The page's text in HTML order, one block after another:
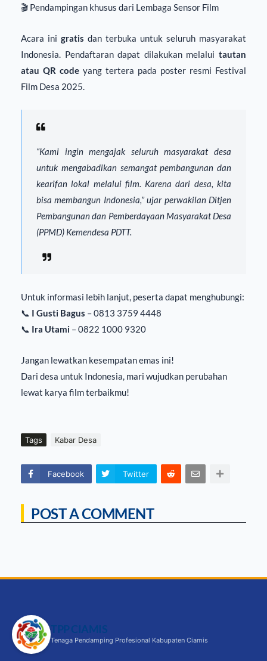
🎬 Pendampingan khusus dari Lembaga Sensor Film
Acara ini gratis dan terbuka untuk seluruh masyarakat
Indonesia. Pendaftaran dapat dilakukan melalui tautan
atau QR code yang tertera pada poster resmi Festival
Film Desa 2025.
“Kami ingin mengajak seluruh masyarakat desa
untuk mengabadikan semangat pembangunan dan
kearifan lokal melalui film. Karena dari desa, kita
bisa membangun Indonesia,” ujar perwakilan Ditjen
Pembangunan dan Pemberdayaan Masyarakat Desa
(PPMD) Kemendesa PDTT.
Untuk informasi lebih lanjut, peserta dapat menghubungi:
📞 I Gusti Bagus – 0813 3759 4448
📞 Ira Utami – 0822 1000 9320
Jangan lewatkan kesempatan emas ini!
Dari desa untuk Indonesia, mari wujudkan perubahan
lewat karya film terbaikmu!
Tags Kabar Desa
Facebook Twitter
POST A COMMENT
TPP CIAMIS
Tenaga Pendamping Profesional Kabupaten Ciamis